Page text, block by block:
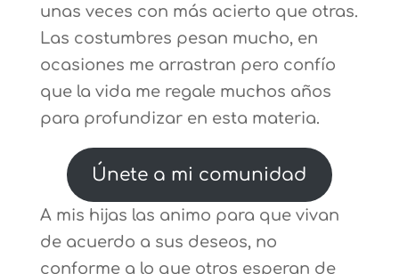
unas veces con más acierto que otras.
Las costumbres pesan mucho, en
ocasiones me arrastran pero confío
que la vida me regale muchos años
para profundizar en esta materia.
Únete a mi comunidad
A mis hijas las animo para que vivan
de acuerdo a sus deseos, no
conforme a lo que otros esperan de